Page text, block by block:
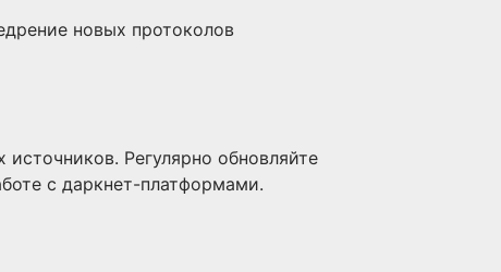
новых протоколов
Регулярно обновляйте
с даркнет-платформами.